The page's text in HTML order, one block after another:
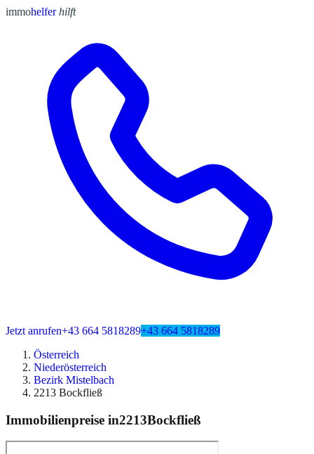
immohelfer hilft
Jetzt anrufen+43 664 5818289+43 664 5818289
Österreich
Niederösterreich
Bezirk Mistelbach
2213 Bockfließ
Immobilienpreise in2213Bockfließ